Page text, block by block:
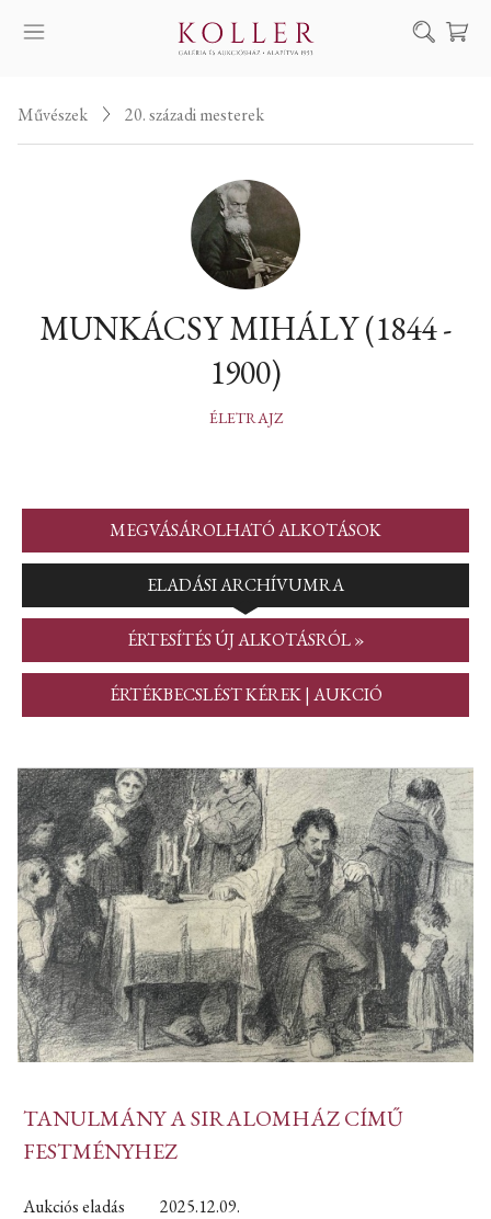
SZOLGÁLTATÁSAINK
ALKOTÁSOK
AUKCIÓ
KIÁLLÍTÁSAINK
HÍREINK
RÓLUNK
Keresés
Művészek 20. századi mesterek
MUNKÁCSY MIHÁLY (1844 -
1900)
ÉLETRAJZ
MEGVÁSÁROLHATÓ ALKOTÁSOK
ELADÁSI ARCHÍVUMRA
ÉRTESÍTÉS ÚJ ALKOTÁSRÓL »
ÉRTÉKBECSLÉST KÉREK | AUKCIÓ
TANULMÁNY A SIRALOMHÁZ CÍMŰ
FESTMÉNYHEZ
Aukciós eladás
2025.12.09.